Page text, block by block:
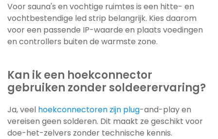
Voor sauna's en vochtige ruimtes is een hitte- en
vochtbestendige led strip belangrijk. Kies daarom
voor een passende IP-waarde en plaats voedingen
en controllers buiten de warmste zone.
Kan ik een hoekconnector
gebruiken zonder soldeerervaring?
Ja, veel hoekconnectoren zijn plug-and-play en
vereisen geen solderen. Dit maakt ze geschikt voor
doe-het-zelvers zonder technische kennis.